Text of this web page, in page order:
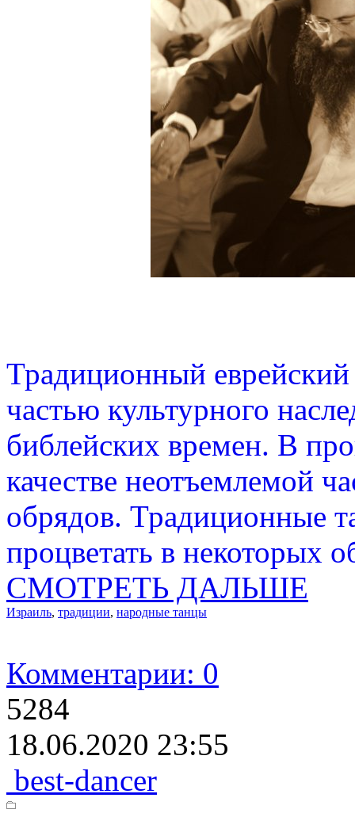
Традиционный
частью культурного
библейских времен. В
качестве неотъемлемой
обрядов. Традиционные
процветать в некоторых
СМОТРЕТЬ ДАЛЬШЕ
Израиль, традиции, народные танцы
Комментарии: 0
5284
18.06.2020 23:55
best-dancer